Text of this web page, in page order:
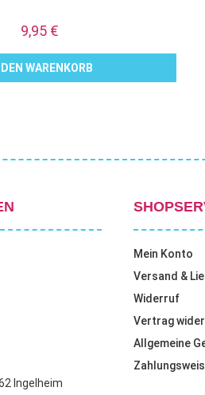
9,95 €
DEN WARENKORB
Ingelheim
Mein Konto
Versand &
Widerruf
Vertrag
Allgemeine